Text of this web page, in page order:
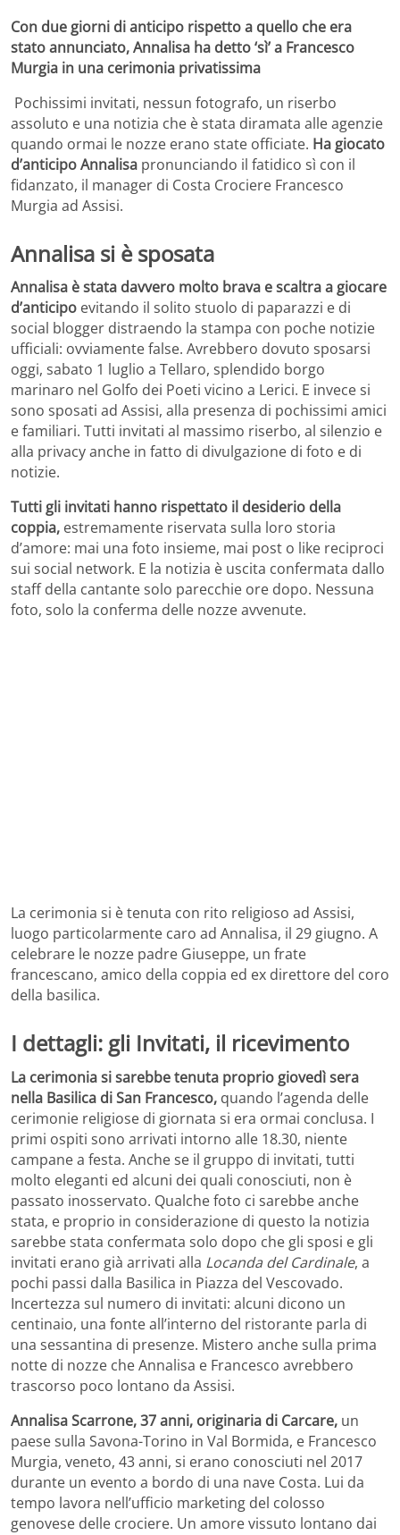
Con due giorni di anticipo rispetto a quello che era
stato annunciato, Annalisa ha detto ‘sì’ a Francesco
Murgia in una cerimonia privatissima
Pochissimi invitati, nessun fotografo, un riserbo
assoluto e una notizia che è stata diramata alle agenzie
quando ormai le nozze erano state officiate. Ha giocato
d’anticipo Annalisa pronunciando il fatidico sì con il
fidanzato, il manager di Costa Crociere Francesco
Murgia ad Assisi.
Annalisa si è sposata
Annalisa è stata davvero molto brava e scaltra a giocare
d’anticipo evitando il solito stuolo di paparazzi e di
social blogger distraendo la stampa con poche notizie
ufficiali: ovviamente false. Avrebbero dovuto sposarsi
oggi, sabato 1 luglio a Tellaro, splendido borgo
marinaro nel Golfo dei Poeti vicino a Lerici. E invece si
sono sposati ad Assisi, alla presenza di pochissimi amici
e familiari. Tutti invitati al massimo riserbo, al silenzio e
alla privacy anche in fatto di divulgazione di foto e di
notizie.
Tutti gli invitati hanno rispettato il desiderio della
coppia, estremamente riservata sulla loro storia
d’amore: mai una foto insieme, mai post o like reciproci
sui social network. E la notizia è uscita confermata dallo
staff della cantante solo parecchie ore dopo. Nessuna
foto, solo la conferma delle nozze avvenute.
La cerimonia si è tenuta con rito religioso ad Assisi,
luogo particolarmente caro ad Annalisa, il 29 giugno. A
celebrare le nozze padre Giuseppe, un frate
francescano, amico della coppia ed ex direttore del coro
della basilica.
I dettagli: gli Invitati, il ricevimento
La cerimonia si sarebbe tenuta proprio giovedì sera
nella Basilica di San Francesco, quando l’agenda delle
cerimonie religiose di giornata si era ormai conclusa. I
primi ospiti sono arrivati intorno alle 18.30, niente
campane a festa. Anche se il gruppo di invitati, tutti
molto eleganti ed alcuni dei quali conosciuti, non è
passato inosservato. Qualche foto ci sarebbe anche
stata, e proprio in considerazione di questo la notizia
sarebbe stata confermata solo dopo che gli sposi e gli
invitati erano già arrivati alla Locanda del Cardinale, a
pochi passi dalla Basilica in Piazza del Vescovado.
Incertezza sul numero di invitati: alcuni dicono un
centinaio, una fonte all’interno del ristorante parla di
una sessantina di presenze. Mistero anche sulla prima
notte di nozze che Annalisa e Francesco avrebbero
trascorso poco lontano da Assisi.
Annalisa Scarrone, 37 anni, originaria di Carcare, un
paese sulla Savona-Torino in Val Bormida, e Francesco
Murgia, veneto, 43 anni, si erano conosciuti nel 2017
durante un evento a bordo di una nave Costa. Lui da
tempo lavora nell’ufficio marketing del colosso
genovese delle crociere. Un amore vissuto lontano dai